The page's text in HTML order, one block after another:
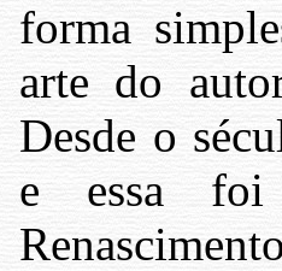
forma
arte do
Desde o
e essa foi